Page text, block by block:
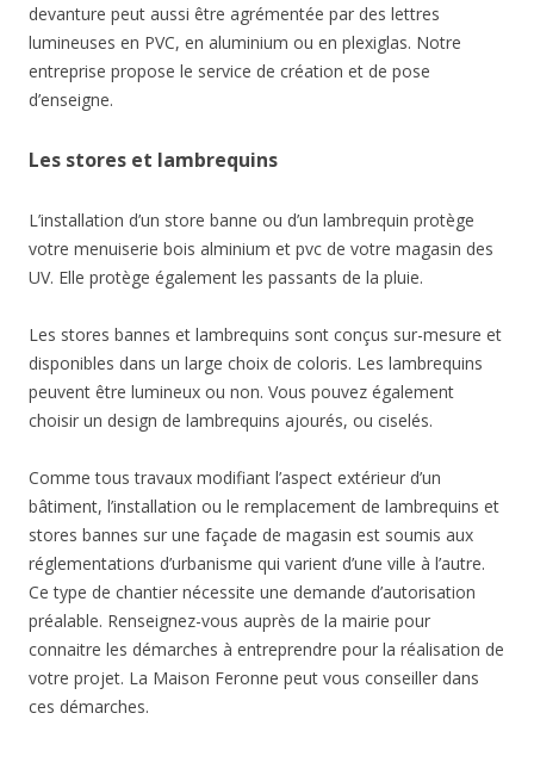
devanture peut aussi être agrémentée par des lettres
lumineuses en PVC, en aluminium ou en plexiglas. Notre
entreprise propose le service de création et de pose
d’enseigne.
Les stores et lambrequins
L’installation d’un store banne ou d’un lambrequin protège
votre menuiserie bois alminium et pvc de votre magasin des
UV. Elle protège également les passants de la pluie.
Les stores bannes et lambrequins sont conçus sur-mesure et
disponibles dans un large choix de coloris. Les lambrequins
peuvent être lumineux ou non. Vous pouvez également
choisir un design de lambrequins ajourés, ou ciselés.
Comme tous travaux modifiant l’aspect extérieur d’un
bâtiment, l’installation ou le remplacement de lambrequins et
stores bannes sur une façade de magasin est soumis aux
réglementations d’urbanisme qui varient d’une ville à l’autre.
Ce type de chantier nécessite une demande d’autorisation
préalable. Renseignez-vous auprès de la mairie pour
connaitre les démarches à entreprendre pour la réalisation de
votre projet. La Maison Feronne peut vous conseiller dans
ces démarches.